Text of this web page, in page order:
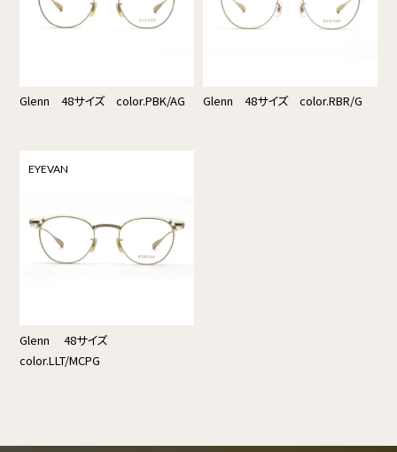
Glenn 48サイズ color.PBK/AG Glenn 48サイズ color.RBR/G
EYEVAN
Glenn 48サイズ
color.LLT/MCPG